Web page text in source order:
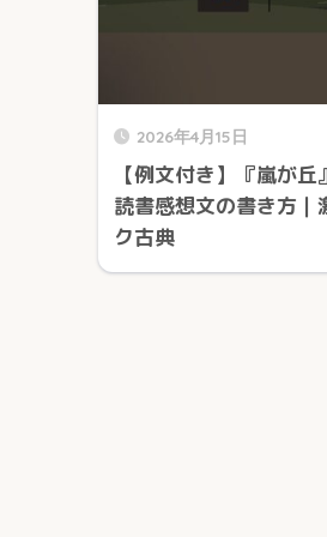
2026年4月15日
【例文付き】『嵐が
読書感想文の書き方
ク古典